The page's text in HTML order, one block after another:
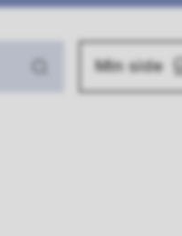
Min side